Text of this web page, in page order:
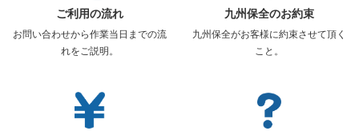
ご利用の流れ
お問い合わせから作業当日までの流
れをご説明。
九州保全のお約束
九州保全がお客様に約束させて頂く
こと。